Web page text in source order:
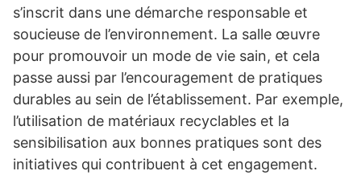
s’inscrit dans une démarche responsable et
soucieuse de l’environnement. La salle œuvre
pour promouvoir un mode de vie sain, et cela
passe aussi par l’encouragement de pratiques
durables au sein de l’établissement. Par exemple,
l’utilisation de matériaux recyclables et la
sensibilisation aux bonnes pratiques sont des
initiatives qui contribuent à cet engagement.